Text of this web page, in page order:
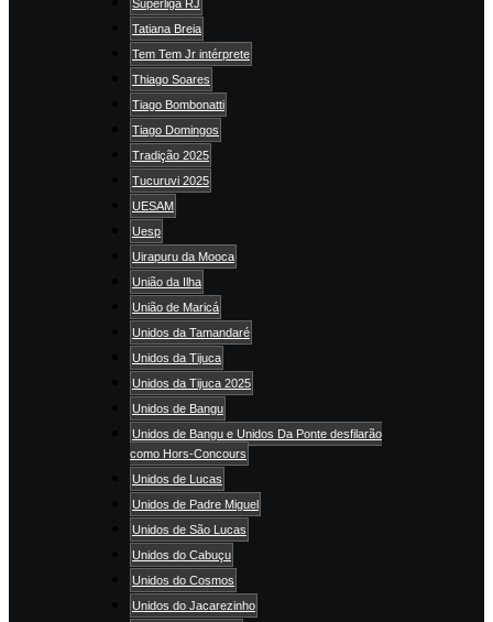
Superliga RJ
Tatiana Breia
Tem Tem Jr intérprete
Thiago Soares
Tiago Bombonatti
Tiago Domingos
Tradição 2025
Tucuruvi 2025
UESAM
Uesp
Uirapuru da Mooca
União da Ilha
União de Maricá
Unidos da Tamandaré
Unidos da Tijuca
Unidos da Tijuca 2025
Unidos de Bangu
Unidos de Bangu e Unidos Da Ponte desfilarão
como Hors-Concours
Unidos de Lucas
Unidos de Padre Miguel
Unidos de São Lucas
Unidos do Cabuçu
Unidos do Cosmos
Unidos do Jacarezinho